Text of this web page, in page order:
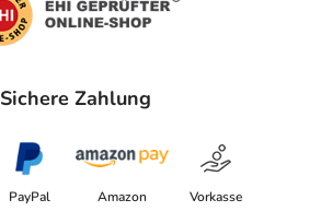
Sichere Zahlung
PayPal Amazon Vorkasse